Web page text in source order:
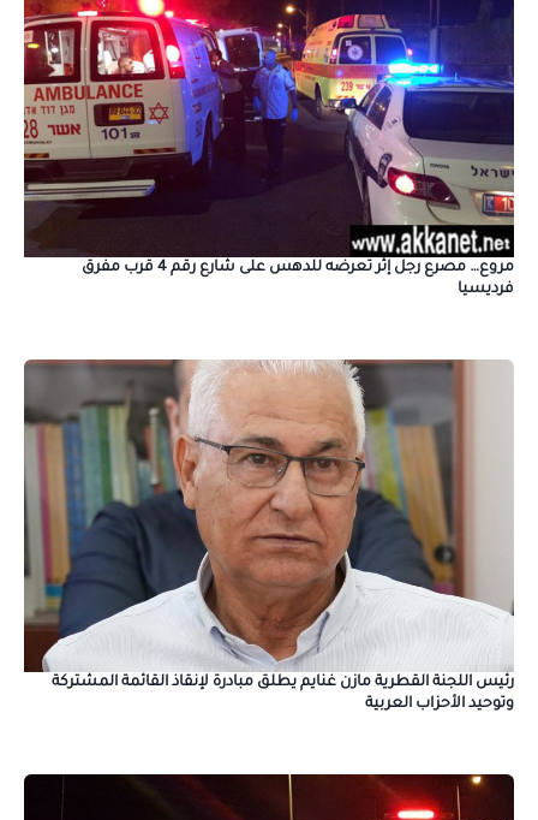
مروع… مصرع رجل إثر تعرضه للدهس على شارع رقم 4 قرب مفرق
فرديسيا
رئيس اللجنة القطرية مازن غنايم يطلق مبادرة لإنقاذ القائمة المشتركة
وتوحيد الأحزاب العربية